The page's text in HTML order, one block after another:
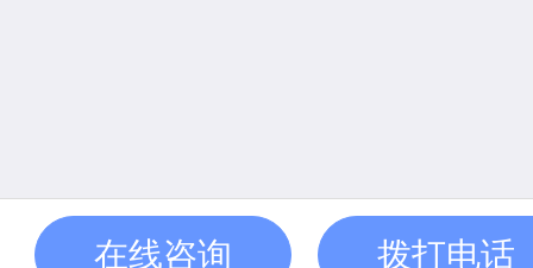
在线咨询 拨打电话